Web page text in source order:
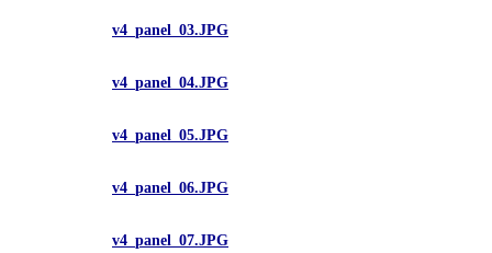
v4_panel_03.JPG
v4_panel_04.JPG
v4_panel_05.JPG
v4_panel_06.JPG
v4_panel_07.JPG